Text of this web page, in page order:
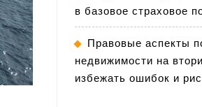
в базовое страховое
Правовые аспекты
недвижимости на
избежать ошибок и